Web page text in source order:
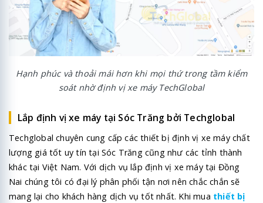
Hạnh phúc và thoải mái hơn khi mọi thứ trong tầm kiểm
soát nhờ định vị xe máy TechGlobal
Lắp định vị xe máy tại Sóc Trăng bởi Techglobal
Techglobal chuyên cung cấp các thiết bị định vị xe máy chất
lượng giá tốt uy tín tại Sóc Trăng cũng như các tỉnh thành
khác tại Việt Nam. Với dịch vụ lắp định vị xe máy tại Đồng
Nai chúng tôi có đại lý phân phối tận nơi nên chắc chắn sẽ
mang lại cho khách hàng dịch vụ tốt nhất. Khi mua thiết bị